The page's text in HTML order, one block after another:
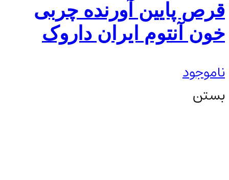
قرص پایین آورنده چربی
خون آنتوم ایران داروک
ناموجود
بستن